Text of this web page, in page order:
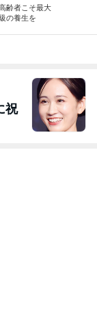
齢者こそ最大
の養生を
祝